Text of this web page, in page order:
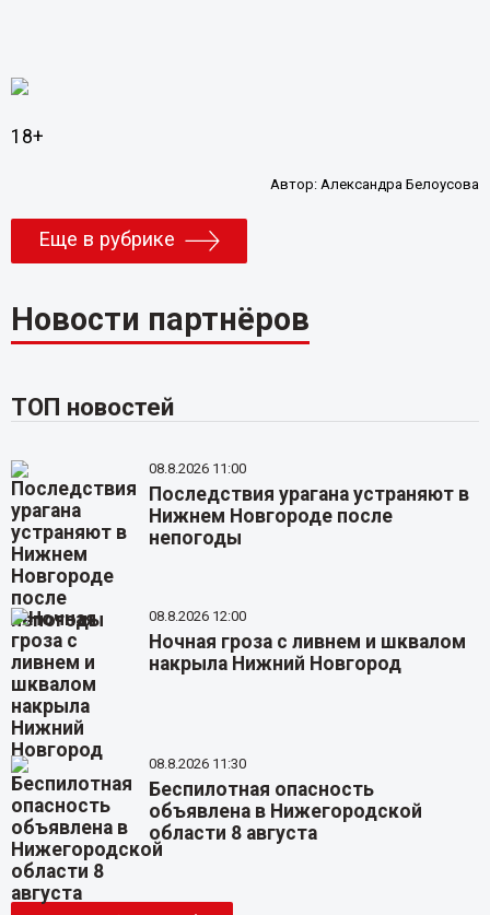
18+
Автор: Александра Белоусова
Еще в рубрике
Новости партнёров
ТОП новостей
08.8.2026 11:00
Последствия урагана устраняют в
Нижнем Новгороде после
непогоды
08.8.2026 12:00
Ночная гроза с ливнем и шквалом
накрыла Нижний Новгород
08.8.2026 11:30
Беспилотная опасность
объявлена в Нижегородской
области 8 августа